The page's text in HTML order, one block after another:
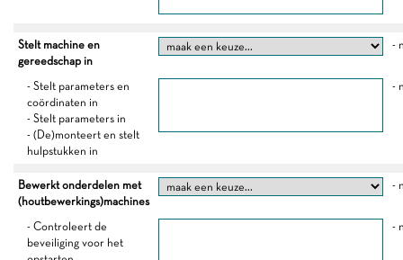
Stelt machine en
gereedschap in
-
- Stelt parameters en
coördinaten in
- Stelt parameters in
- (De)monteert en stelt
hulpstukken in
-
Bewerkt onderdelen met
(houtbewerkings)machines
-
- Controleert de
beveiliging voor het
-